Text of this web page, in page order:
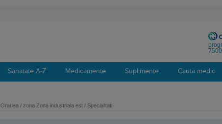
Sanatate A-Z Medicamente Suplimente Cauta medic
Oradea / zona Zona industriala est / Specialitati